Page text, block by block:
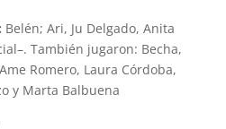
Belén; Ari, Ju Delgado, Anita
También jugaron: Becha,
Romero, Laura Córdoba,
y Marta Balbuena